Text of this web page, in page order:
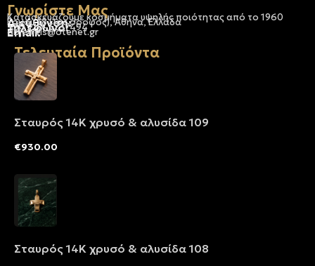
Γνωρίστε Μας
Κατασκευάζουμε κοσμήματα υψηλής ποιότητας από το 1960
Διεύθυνση:
Ερμού 18 (1ος όροφος), Αθήνα, Ελλάδα
Τηλέφωνο:
+30 210-3237494
Email:
dbjewels@otenet.gr
Τελευταία Προϊόντα
Σταυρός 14Κ χρυσό & αλυσίδα 109
€930.00
Σταυρός 14Κ χρυσό & αλυσίδα 108